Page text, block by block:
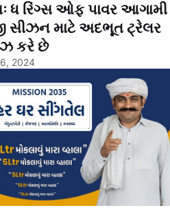
ધ રિંગ્સ ઓફ પાવર આગામી
સીઝન માટે અદભૂત ટ્રેલર
કરે છે
2024